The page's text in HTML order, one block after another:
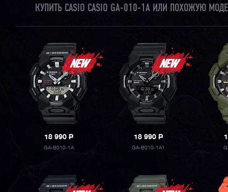
КУПИТЬ CASIO CASIO GA-010-1A ИЛИ ПОХОЖУЮ
18 990P
GA-B010-1A
18 990P
GA-B010-1A1